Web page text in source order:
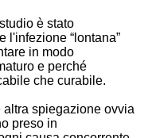
è stato
l'infezione “lontana”
in modo
e perché
che curabile.
altra spiegazione ovvia
preso in